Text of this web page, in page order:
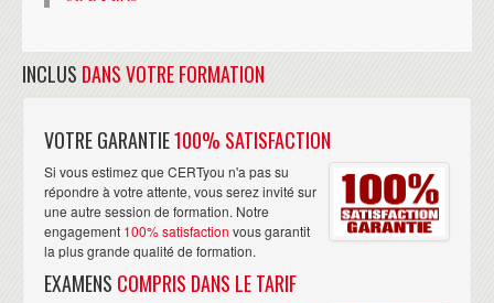
INCLUS DANS VOTRE FORMATION
VOTRE GARANTIE100% SATISFACTION
Si vous estimez que CERTyou n'a pas su
répondre à votre attente, vous serez invité sur
une autre session de formation. Notre
engagement 100% satisfaction vous garantit
la plus grande qualité de formation.
EXAMENS COMPRIS DANS LE TARIF